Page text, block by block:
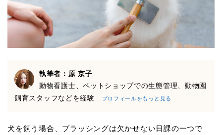
執筆者：原 京子
動物看護士、ペットショップでの生態管理、動物園
飼育スタッフなどを経験
...プロフィールをもっと見る
犬を飼う場合、ブラッシングは欠かせない日課の一つで